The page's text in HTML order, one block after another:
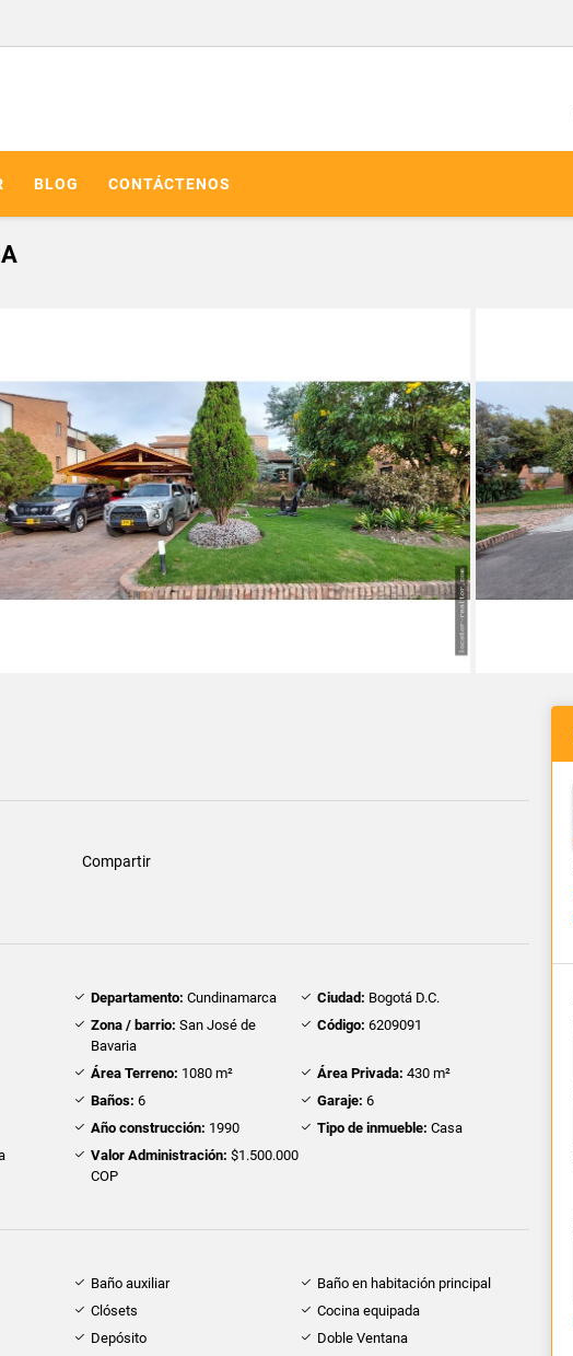
BLOG CONTÁCTENOS
Compartir
Departamento: Cundinamarca Ciudad: Bogotá D.C.
Zona / barrio: San José de
Bavaria
Código: 6209091
Área Terreno: 1080 m² Área Privada: 430 m²
Baños: 6 Garaje: 6
Año construcción: 1990 Tipo de inmueble: Casa
Valor Administración: $1.500.000
COP
Baño auxiliar
Baño en habitación principal
Clósets
Cocina equipada
Depósito
Doble Ventana